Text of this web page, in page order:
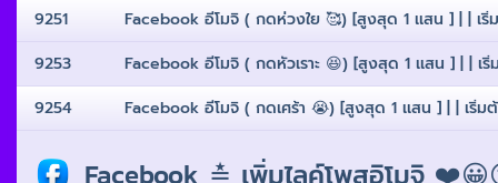
9251
Facebook อีโมจิ ( กดห่วงใย 🥰) [สูงสุด 1 เเสน ] | | เ
9253
Facebook อีโมจิ ( กดหัวเราะ 😆) [สูงสุด 1 เเสน ] | | เ
9254
Facebook อีโมจิ ( กดเศร้า 😭) [สูงสุด 1 เเสน ] | | เริ่
Facebook ≛ เพิ่มไลค์โพสอิโมจิ